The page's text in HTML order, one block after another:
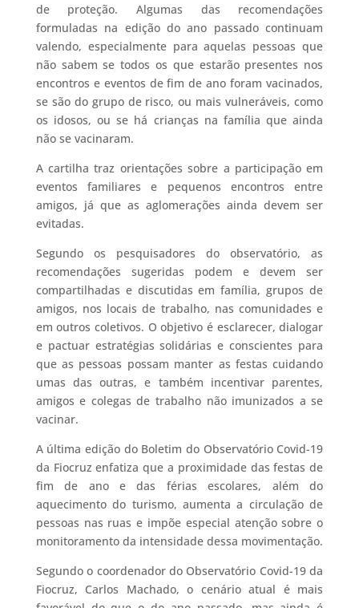
de proteção. Algumas das recomendações
formuladas na edição do ano passado continuam
valendo, especialmente para aquelas pessoas que
não sabem se todos os que estarão presentes nos
encontros e eventos de fim de ano foram vacinados,
se são do grupo de risco, ou mais vulneráveis, como
os idosos, ou se há crianças na família que ainda
não se vacinaram.
A cartilha traz orientações sobre a participação em
eventos familiares e pequenos encontros entre
amigos, já que as aglomerações ainda devem ser
evitadas.
Segundo os pesquisadores do observatório, as
recomendações sugeridas podem e devem ser
compartilhadas e discutidas em família, grupos de
amigos, nos locais de trabalho, nas comunidades e
em outros coletivos. O objetivo é esclarecer, dialogar
e pactuar estratégias solidárias e conscientes para
que as pessoas possam manter as festas cuidando
umas das outras, e também incentivar parentes,
amigos e colegas de trabalho não imunizados a se
vacinar.
A última edição do Boletim do Observatório Covid-19
da Fiocruz enfatiza que a proximidade das festas de
fim de ano e das férias escolares, além do
aquecimento do turismo, aumenta a circulação de
pessoas nas ruas e impõe especial atenção sobre o
monitoramento da intensidade dessa movimentação.
Segundo o coordenador do Observatório Covid-19 da
Fiocruz, Carlos Machado, o cenário atual é mais